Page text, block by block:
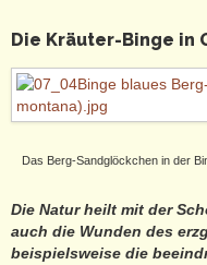
Die Kräuter-Binge in
Das Berg-Sandglöckchen in der
Die Natur heilt mit der
auch die Wunden des
beispielsweise die